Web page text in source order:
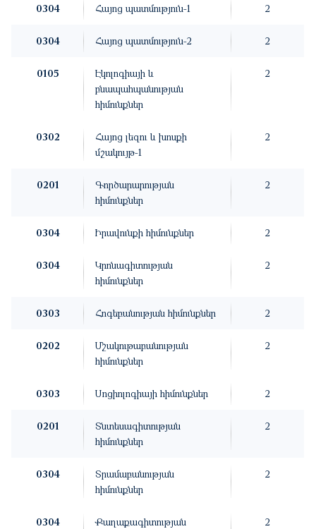
0304 Հայոց պատմություն-1 2
0304 Հայոց պատմություն-2 2
0105
Էկոլոգիայի և
բնապահպանության
հիմունքներ
2
0302
Հայոց լեզու և խոսքի
մշակույթ-1
2
0201
Գործարարության
հիմունքներ
2
0304 Իրավունքի հիմունքներ 2
0304
Կրոնագիտության
հիմունքներ
2
0303 Հոգեբանության հիմունքներ 2
0202
Մշակութաբանության
հիմունքներ
2
0303 Սոցիոլոգիայի հիմունքներ 2
0201
Տնտեսագիտության
հիմունքներ
2
0304
Տրամաբանության
հիմունքներ
2
0304
Քաղաքագիտության
2